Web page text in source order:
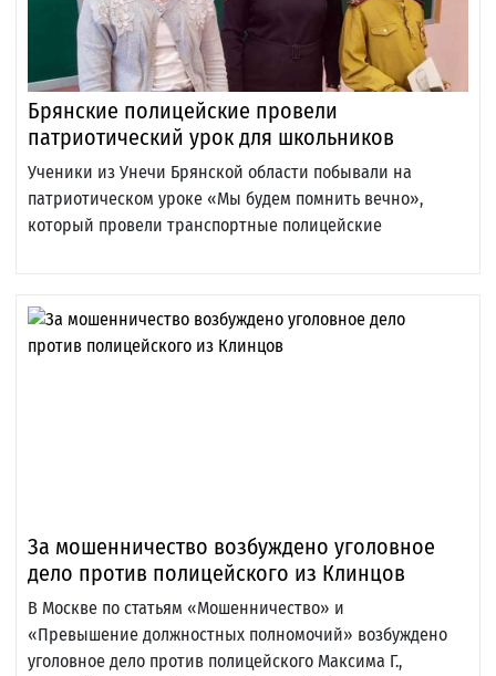
Брянские полицейские провели
патриотический урок для школьников
Ученики из Унечи Брянской области побывали на
патриотическом уроке «Мы будем помнить вечно»,
который провели транспортные полицейские
За мошенничество возбуждено уголовное
дело против полицейского из Клинцов
В Москве по статьям «Мошенничество» и
«Превышение должностных полномочий» возбуждено
уголовное дело против полицейского Максима Г.,